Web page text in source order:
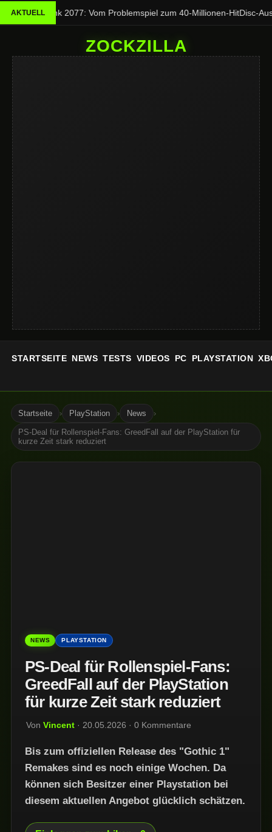
AKTUELL
Cyberpunk 2077: Vom Problemspiel zum 40-Millionen-HitDisc-Aus
ZOCKZILLA
STARTSEITE NEWS TESTS VIDEOS PC PLAYSTATION
Startseite › PlayStation › News ›
PS-Deal für Rollenspiel-Fans: GreedFall auf der PlayStation für
kurze Zeit stark reduziert
NEWS PLAYSTATION
PS-Deal für Rollenspiel-Fans:
GreedFall auf der PlayStation
für kurze Zeit stark reduziert
Von Vincent · 20.05.2026 · 0 Kommentare
Bis zum offiziellen Release des "Gothic 1"
Remakes sind es noch einige Wochen. Da
können sich Besitzer einer Playstation bei
diesem aktuellen Angebot glücklich schätzen.